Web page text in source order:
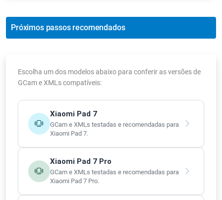
Próximos passos recomendados
Escolha um dos modelos abaixo para conferir as versões de
GCam e XMLs compatíveis:
Xiaomi Pad 7
GCam e XMLs testadas e recomendadas para
Xiaomi Pad 7.
Xiaomi Pad 7 Pro
GCam e XMLs testadas e recomendadas para
Xiaomi Pad 7 Pro.